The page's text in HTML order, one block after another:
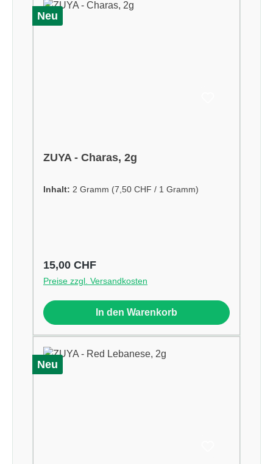
Neu
ZUYA - Charas, 2g
Inhalt: 2 Gramm (7,50 CHF / 1 Gramm)
Regulärer Preis:
15,00 CHF
Preise zzgl. Versandkosten
In den Warenkorb
Neu